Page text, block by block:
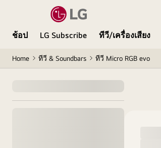
ช้อป LG Subscribe ทีวี/เครื่องเสียง
Home ทีวี & Soundbars ทีวี Micro RGB evo